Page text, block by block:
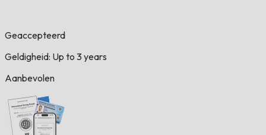
Geaccepteerd
Geldigheid: Up to 3 years
Aanbevolen